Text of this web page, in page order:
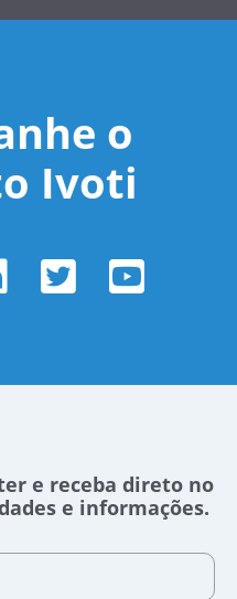
o
Ivoti
e receba direto no
e informações.